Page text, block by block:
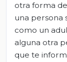
otra forma
una persona
como un
alguna otra
que te